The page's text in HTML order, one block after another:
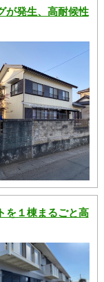
が発生、高耐候性
を１棟まるごと高